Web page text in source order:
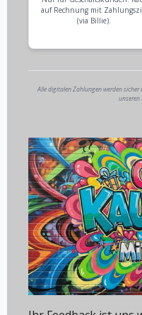
auf Rechnung mit
(via Billie).
Alle digitalen Zahlungen werden
unseren